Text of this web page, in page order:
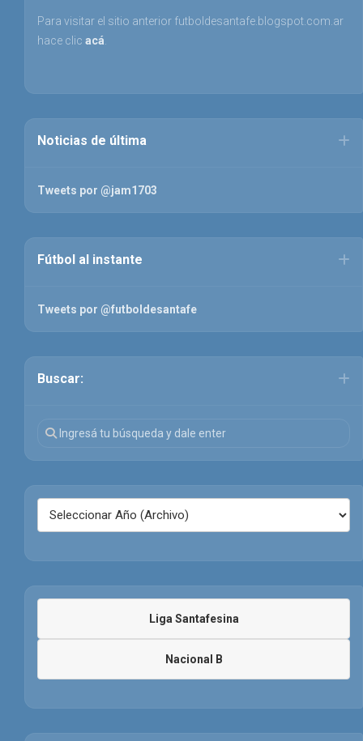
Para visitar el sitio anterior futboldesantafe.blogspot.com.ar
hace clic acá
Noticias de última
Tweets por @jam1703
Fútbol al instante
Tweets por @futboldesantafe
Buscar:
Liga Santafesina
Nacional B